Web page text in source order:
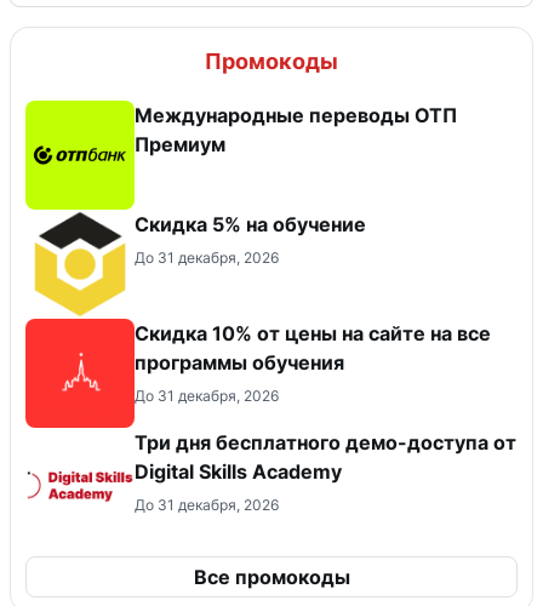
Промокоды
Международные переводы ОТП
Премиум
Скидка 5% на обучение
До 31 декабря, 2026
Скидка 10% от цены на сайте на все
программы обучения
До 31 декабря, 2026
Три дня бесплатного демо-доступа от
Digital Skills Academy
До 31 декабря, 2026
Все промокоды